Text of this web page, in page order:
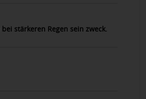
stärkeren Regen sein zweck.